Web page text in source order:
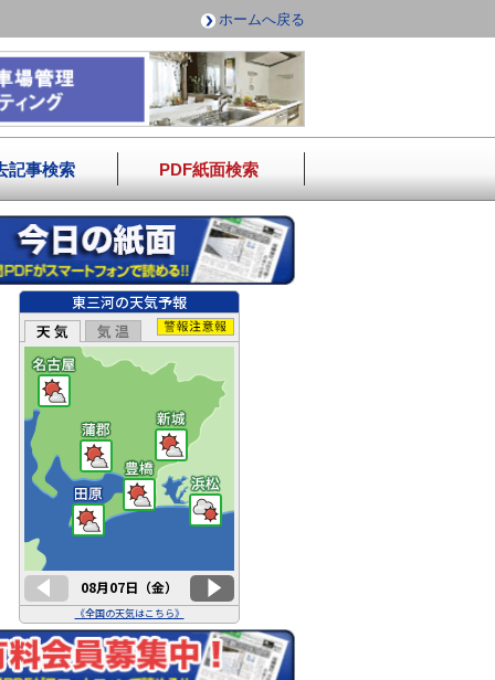
ホームへ戻る
記事検索 PDF紙面検索